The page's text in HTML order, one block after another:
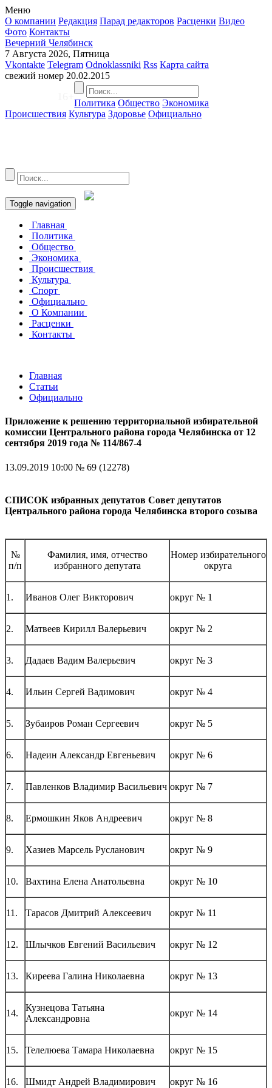
Меню
О компании Редакция Парад редакторов Расценки Видео
Фото Контакты
Вечерний Челябинск
7 Августа 2026, Пятница
Vkontakte Telegram Odnoklassniki Rss Карта сайта
свежий номер 20.02.2015
16+
Политика Общество Экономика
Происшествия Культура Здоровье Официально
Toggle navigation
Главная
Политика
Общество
Экономика
Происшествия
Культура
Спорт
Официально
О Компании
Расценки
Контакты
Главная
Статьи
Официально
Приложение к решению территориальной избирательной
комиссии Центрального района города Челябинска от 12
сентября 2019 года № 114/867-4
13.09.2019 10:00 № 69 (12278)
СПИСОК избранных депутатов Совет депутатов
Центрального района города Челябинска второго созыва
№
п/п
Фамилия, имя, отчество
избранного депутата
Номер избирательного
округа
1. Иванов Олег Викторович округ № 1
2. Матвеев Кирилл Валерьевич округ № 2
3. Дадаев Вадим Валерьевич округ № 3
4. Ильин Сергей Вадимович округ № 4
5. Зубаиров Роман Сергеевич округ № 5
6. Надеин Александр Евгеньевич округ № 6
7. Павленков Владимир Васильевич округ № 7
8. Ермошкин Яков Андреевич округ № 8
9. Хазиев Марсель Русланович округ № 9
10. Вахтина Елена Анатольевна округ № 10
11. Тарасов Дмитрий Алексеевич округ № 11
12. Шлычков Евгений Васильевич округ № 12
13. Киреева Галина Николаевна округ № 13
14.
Кузнецова Татьяна
Александровна
округ № 14
15. Телелюева Тамара Николаевна округ № 15
16. Шмидт Андрей Владимирович округ № 16